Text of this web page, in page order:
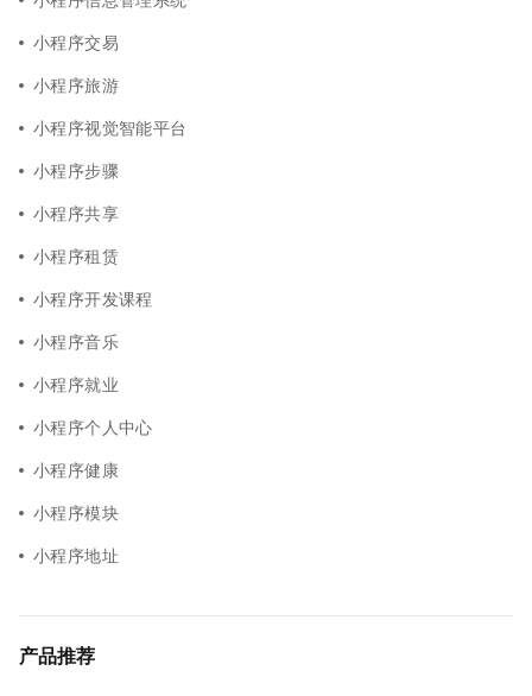
小程序交易
小程序旅游
小程序视觉智能平台
小程序步骤
小程序共享
小程序租赁
小程序开发课程
小程序音乐
小程序就业
小程序个人中心
小程序健康
小程序模块
小程序地址
产品推荐